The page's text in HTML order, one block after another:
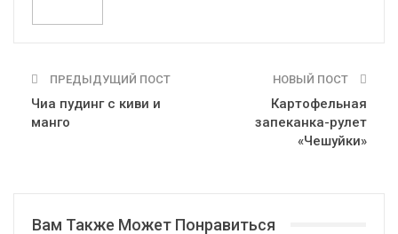
ПРЕДЫДУЩИЙ ПОСТ
Чиа пудинг с киви и
манго
НОВЫЙ ПОСТ
Картофельная
запеканка-рулет
«Чешуйки»
Вам Также Может Понравиться